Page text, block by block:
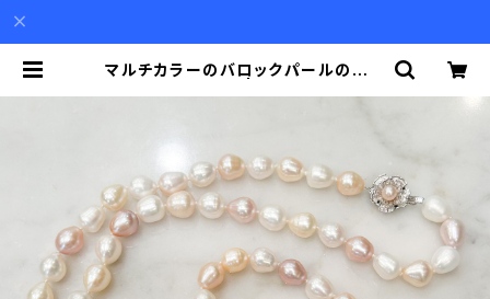
マルチカラーのバロックパールのロン